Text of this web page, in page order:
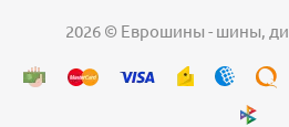
2026 © Еврошины - шины,